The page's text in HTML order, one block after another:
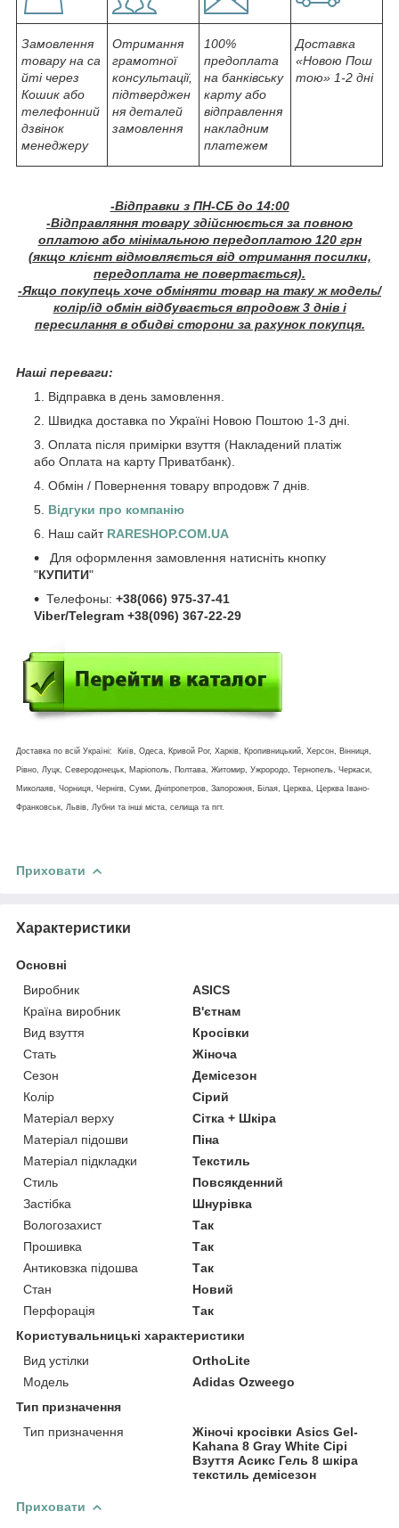
Замовлення
товару на са
йті через
Кошик або
телефонний
дзвінок
менеджеру
Отримання
грамотної
консультації,
підтверджен
ня деталей
замовлення
100%
предоплата
на банківську
карту або
відправлення
накладним
платежем
Доставка
«Новою Пош
тою» 1-2 дні
-Відправки з ПН-СБ до 14:00
-Відправляння товару здійснюється за повною
оплатою або мінімальною передоплатою 120 грн
(якщо клієнт відмовляється від отримання посилки,
передоплата не повертається).
-Якщо покупець хоче обміняти товар на таку ж модель/
колір/ід обмін відбувається впродовж 3 днів і
пересилання в обидві сторони за рахунок покупця.
Наші переваги:
Відправка в день замовлення.
Швидка доставка по Україні Новою Поштою 1-3 дні.
Оплата після примірки взуття (Накладений платіж
або Оплата на карту Приватбанк).
Обмін / Повернення товару впродовж 7 днів.
Відгуки про компанію
Наш сайт RARESHOP.COM.UA
Для оформлення замовлення натисніть кнопку
"КУПИТИ"
Телефоны: +38(066) 975-37-41
Viber/Telegram +38(096) 367-22-29
Доставка по всій Україні: Київ, Одеса, Кривой Рог, Харків, Кропивницький, Херсон, Вінниця,
Рівно, Луцк, Северодонецьк, Маріополь, Полтава, Житомир, Ужрородо, Тернопель, Черкаси,
Миколаяв, Чорниця, Чернігв, Суми, Дніпропетров, Запорожня, Білая, Церква, Церква Івано-
Франковськ, Львів, Лубни та інші міста, селища та пгт.
Приховати
Характеристики
Основні
Виробник
ASICS
Країна виробник
В'єтнам
Вид взуття
Кросівки
Стать
Жіноча
Сезон
Демісезон
Колір
Сірий
Матеріал верху
Сітка + Шкіра
Матеріал підошви
Піна
Матеріал підкладки
Текстиль
Стиль
Повсякденний
Застібка
Шнурівка
Вологозахист
Так
Прошивка
Так
Антиковзка підошва
Так
Стан
Новий
Перфорація
Так
Користувальницькі характеристики
Вид устілки
OrthoLite
Модель
Adidas Ozweego
Тип призначення
Тип призначення
Жіночі кросівки Asics Gel-
Kahana 8 Gray White Сірі
Взуття Асикс Гель 8 шкіра
текстиль демісезон
Приховати